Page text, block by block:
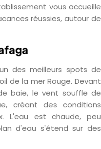
vous accueille
réussies, autour de
des meilleurs spots de
de la mer Rouge. Devant
baie, le vent souffle de
créant des conditions
L'eau est chaude, peu
d'eau s'étend sur des